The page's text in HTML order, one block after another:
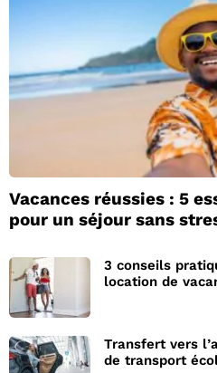
Vacances réussies : 5
pour un séjour sans
3 conseils
location de
Transfert vers
de transport